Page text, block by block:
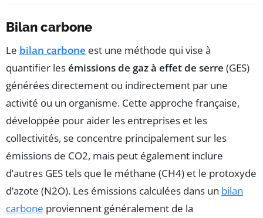
Bilan carbone
Le bilan carbone est une méthode qui vise à
quantifier lesémissions de gaz à effet de serre (GES)
générées directement ou indirectement par une
activité ou un organisme. Cette approche française,
développée pour aider les entreprises et les
collectivités, se concentre principalement sur les
émissions de CO2, mais peut également inclure
d’autres GES tels que le méthane (CH4) et le protoxyde
d’azote (N2O). Les émissions calculées dans un bilan
carbone proviennent généralement de la